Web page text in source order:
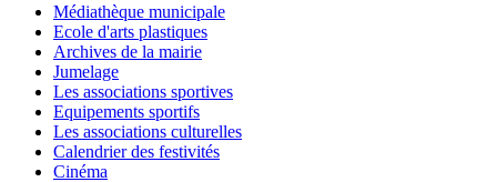
Médiathèque municipale
Ecole d'arts plastiques
Archives de la mairie
Jumelage
Les associations sportives
Equipements sportifs
Les associations culturelles
Calendrier des festivités
Cinéma